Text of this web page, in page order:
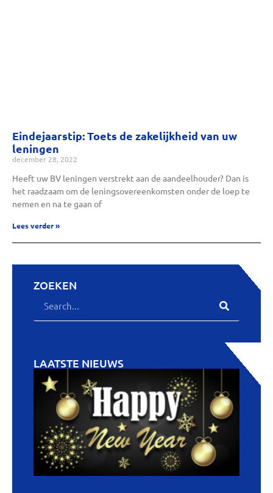
Eindejaarstip: Toets de zakelijkheid van uw
leningen
december 28, 2022
Heeft uw BV leningen verstrekt aan de aandeelhouder? Dan is
het raadzaam om de leningsovereenkomsten onder de loep te
nemen en na te gaan of
Lees verder »
ZOEKEN
LAATSTE NIEUWS